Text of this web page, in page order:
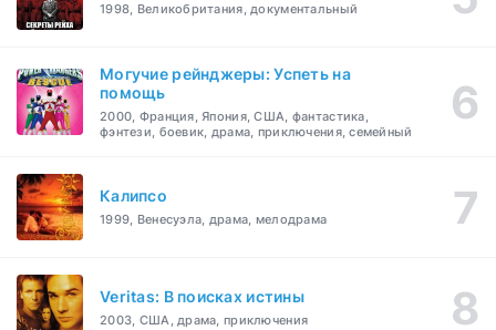
1998, Великобритания, документальный
Могучие рейнджеры: Успеть на
помощь
2000, Франция, Япония, США, фантастика,
фэнтези, боевик, драма, приключения, семейный
Калипсо
1999, Венесуэла, драма, мелодрама
Veritas: В поисках истины
2003, США, драма, приключения